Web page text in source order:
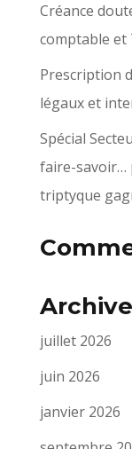
Créance
comptable et
Prescription
légaux et
Spécial
faire-savoir…
triptyque
juillet 2026
juin 2026
janvier 2026